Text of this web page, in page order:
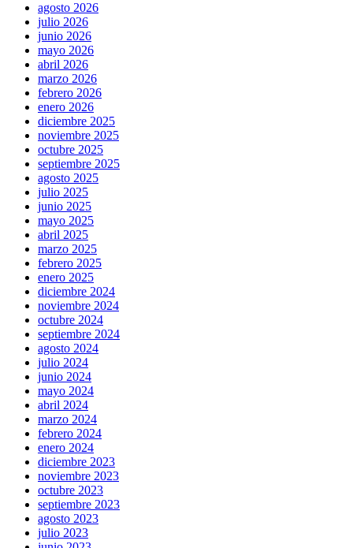
agosto 2026
julio 2026
junio 2026
mayo 2026
abril 2026
marzo 2026
febrero 2026
enero 2026
diciembre 2025
noviembre 2025
octubre 2025
septiembre 2025
agosto 2025
julio 2025
junio 2025
mayo 2025
abril 2025
marzo 2025
febrero 2025
enero 2025
diciembre 2024
noviembre 2024
octubre 2024
septiembre 2024
agosto 2024
julio 2024
junio 2024
mayo 2024
abril 2024
marzo 2024
febrero 2024
enero 2024
diciembre 2023
noviembre 2023
octubre 2023
septiembre 2023
agosto 2023
julio 2023